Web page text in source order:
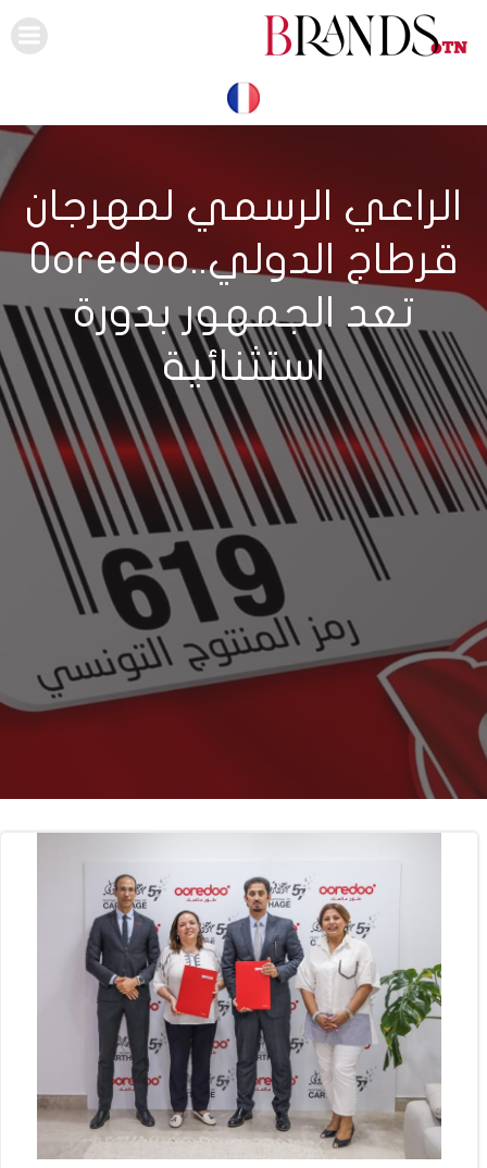
الراعي الرسمي لمهرجان
قرطاج الدولي..Ooredoo
تعد الجمهور بدورة
استثنائية